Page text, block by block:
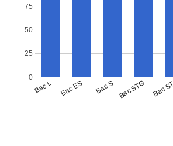
Bac L Bac ES Bac S Bac STG Bac
0
25
50
75